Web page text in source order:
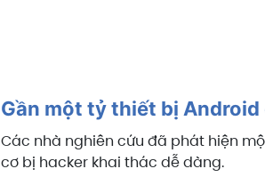
Gần một tỷ thiết bị
Các nhà nghiên cứu đã phát hiện
cơ bị hacker khai thác dễ dàng.